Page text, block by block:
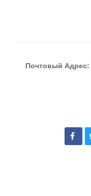
Почтовый Адрес: